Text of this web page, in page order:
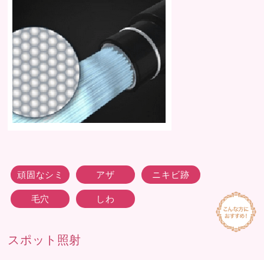
頑固なシミ アザ ニキビ跡
毛穴 しわ
スポット照射